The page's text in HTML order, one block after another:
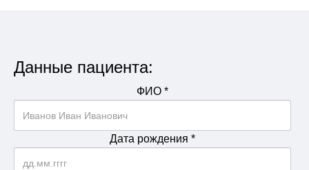
Данные пациента:
ФИО *
Дата рождения *